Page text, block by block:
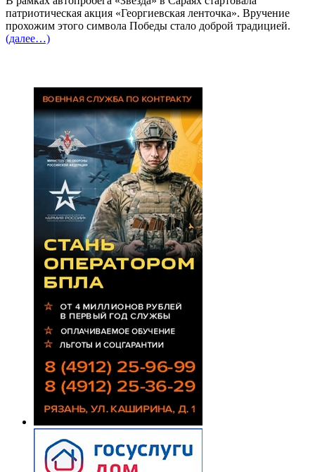
патриотическая акция «Георгиевская ленточка». Вручение
прохожим этого символа Победы стало доброй традицией.
(далее…)